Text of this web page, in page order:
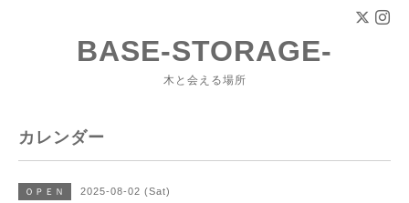
BASE-STORAGE-
木と会える場所
カレンダー
ＯＰＥＮ 2025-08-02 (Sat)